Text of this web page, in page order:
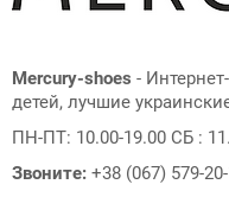
Mercury-shoes -
детей, лучшие
ПН-ПТ: 10.00-19.00 СБ :
Звоните: +38 (067) 579-